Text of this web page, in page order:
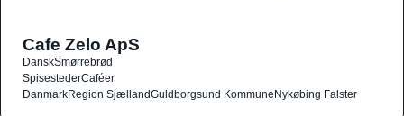
Cafe Zelo ApS
DanskSmørrebrød
SpisestederCaféer
DanmarkRegion SjællandGuldborgsund KommuneNykøbing Falster